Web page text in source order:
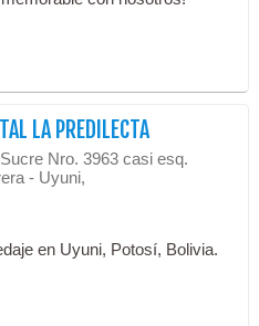
LA PREDILECTA
Nro. 3963 casi esq.
- Uyuni,
en Uyuni, Potosí, Bolivia.